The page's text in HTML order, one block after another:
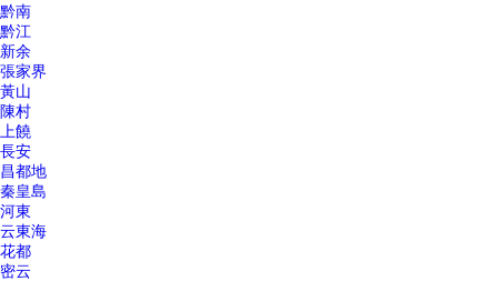
黔南
黔江
新余
張家界
黃山
陳村
上饒
長安
昌都地
秦皇島
河東
云東海
花都
密云